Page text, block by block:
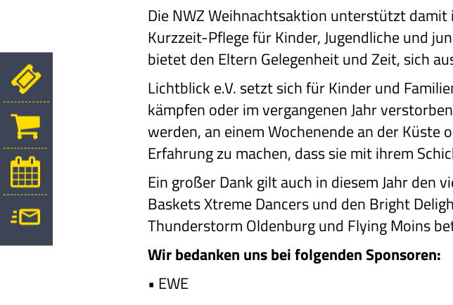
Die NWZ Weihnachtsaktion unterstützt damit
Kurzzeit-Pflege für Kinder, Jugendliche und
bietet den Eltern Gelegenheit und Zeit, sich
Lichtblick e.V. setzt sich für Kinder und
kämpfen oder im vergangenen Jahr
werden, an einem Wochenende an der Küste
Erfahrung zu machen, dass sie mit ihrem
Ein großer Dank gilt auch in diesem Jahr den
Baskets Xtreme Dancers und den Bright
Thunderstorm Oldenburg und Flying Moins
Wir bedanken uns bei folgenden Sponsoren:
• EWE